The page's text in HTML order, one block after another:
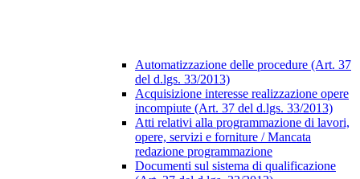
Automatizzazione delle procedure (Art. 37
del d.lgs. 33/2013)
Acquisizione interesse realizzazione opere
incompiute (Art. 37 del d.lgs. 33/2013)
Atti relativi alla programmazione di lavori,
opere, servizi e forniture / Mancata
redazione programmazione
Documenti sul sistema di qualificazione